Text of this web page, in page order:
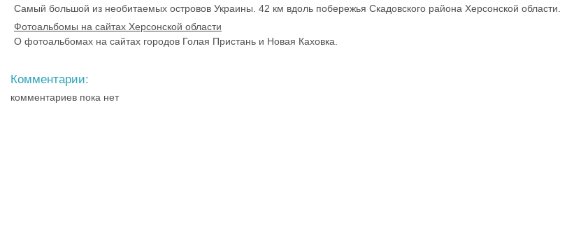
Самый большой из необитаемых островов Украины. 42 км вдоль побережья Скадовского района Херсонской области.
Фотоальбомы на сайтах Херсонской области
О фотоальбомах на сайтах городов Голая Пристань и Новая Каховка.
Комментарии:
комментариев пока нет